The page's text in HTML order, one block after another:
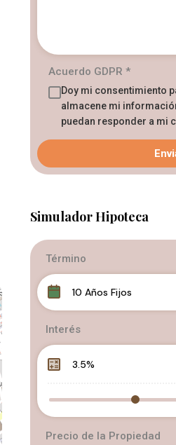
Acuerdo GDPR*
Doy mi consentimiento
almacene mi
puedan responder a mi
Simulador Hipoteca
Término
10 Años Fijos
Interés
Precio de la Propiedad